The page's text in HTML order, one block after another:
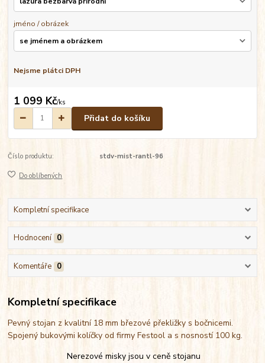
jméno / obrázek
Nejsme plátci DPH
1 099 Kč/ks
Přidat do košíku
Číslo produktu: stdv-mist-rantl-96
Do oblíbených
Kompletní specifikace
Hodnocení 0
Komentáře 0
Kompletní specifikace
Pevný stojan z kvalitní 18 mm březové překližky s bočnicemi.
Spojený bukovými kolíčky od firmy Festool a s nosností 100 kg.
Nerezové misky jsou v ceně stojanu